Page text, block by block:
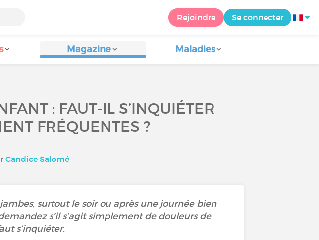
Rejoindre Se connecter
Magazine Maladies
: FAUT-IL S’INQUIÉTER
FRÉQUENTES ?
Candice Salomé
surtout le soir ou après une journée bien
s’il s’agit simplement de douleurs de
s’inquiéter.